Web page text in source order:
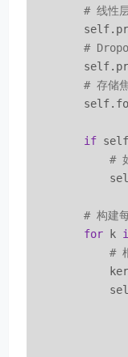
# 线性
#
# 存储
if
#
# 构建
for k
#